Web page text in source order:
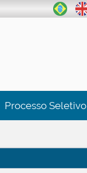
Processo Seletivo